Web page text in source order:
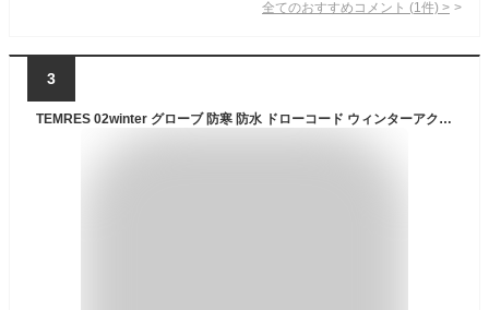
全てのおすすめコメント (1 件) >
3
TEMRES 02winter グローブ 防寒 防水 ドローコード ウィンターアクティビティ アウトドア 冬 雪 作業 手袋 黒 テムレス ショーワグローブ TEMRES02WIN